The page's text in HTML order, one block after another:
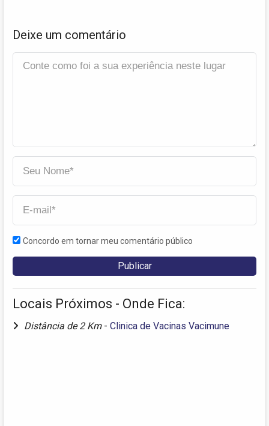
Deixe um comentário
Concordo em tornar meu comentário público
Locais Próximos - Onde Fica:
Distância de 2 Km - Clinica de Vacinas Vacimune